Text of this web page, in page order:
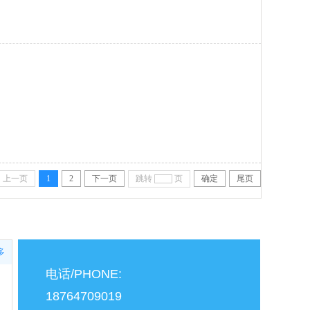
上一页 1 2 下一页 跳转 页 确定 尾页
电话/PHONE:
18764709019